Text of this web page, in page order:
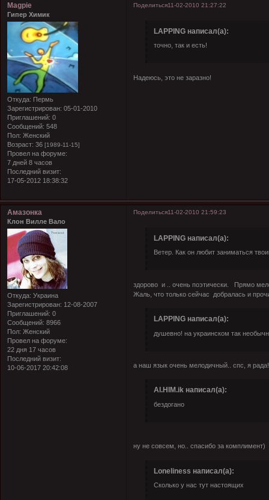
Поделиться11-02-2010 21:27:22
Magpie
Гипер Химик
Откуда: Пермь
Зарегистрирован: 05-01-2010
Приглашений: 0
Сообщений: 548
Пол: Женский
Возраст: 36 [1989-11-15]
Провел на форуме:
7 дней 8 часов
Последний визит:
17-05-2012 18:38:32
LAPPING написал(а):
точно, так и есть!
Надеюсь, это не заразно!
Поделиться11-02-2010 21:59:23
Амазонка
Клон Вилле Вало
Откуда: Украина
Зарегистрирован: 12-08-2007
Приглашений: 0
Сообщений: 8966
Пол: Женский
Провел на форуме:
22 дня 17 часов
Последний визит:
10-06-2017 20:42:08
LAPPING написал(а):
Ветер. Как он любит заниматься
здорово и .. очень поэтически.
Прямо
Жаль, что только сейчас добралась и
LAPPING написал(а):
душевно! на украинском так
а наш язык очень мелодичный.. спс, я рада!
Al.HIM.ik написал(а):
бездогано
ну не совсем, но.. спасибо за комплимент)
Loneliness написал(а):
Сколько у нас тут настоящих